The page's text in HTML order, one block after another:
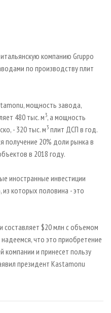
компанию Gruppo
по производству плит
мощность завода,
480 тыс. м3, а мощность
- 320 тыс. м3 плит ДСП в год.
получение 20% доли рынка в
в 2018 году.
иностранные инвестиции
которых половина - это
составляет $20 млн с объемом
что это приобретение
компании и принесет пользу
президент Kastamonu